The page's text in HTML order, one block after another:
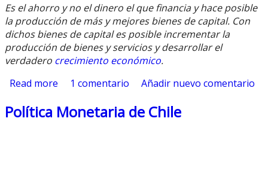
Es el ahorro y no el dinero el que financia y hace posible
la producción de más y mejores bienes de capital. Con
dichos bienes de capital es posible incrementar la
producción de bienes y servicios y desarrollar el
verdadero crecimiento económico.
Read more about Rol del Dinero
1 comentario Añadir nuevo comentario
Política Monetaria de Chile